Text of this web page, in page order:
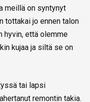
meillä on syntynyt
tottakai jo ennen talon
hyvin, että olemme
kujaa ja siltä se on
tai lapsi
remontin takia.